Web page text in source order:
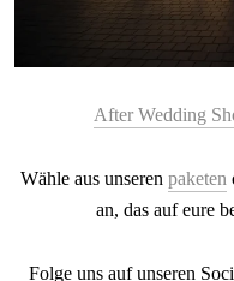
After Wedding
Wähle aus unseren paketen
an, das auf eure
Folge uns auf unseren